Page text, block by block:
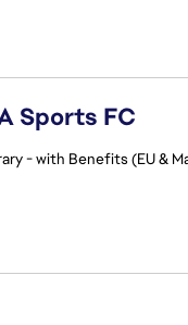
Sports FC
- with Benefits (EU &